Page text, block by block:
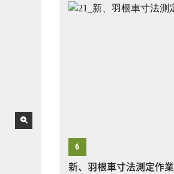
新、羽根車寸法測定作業